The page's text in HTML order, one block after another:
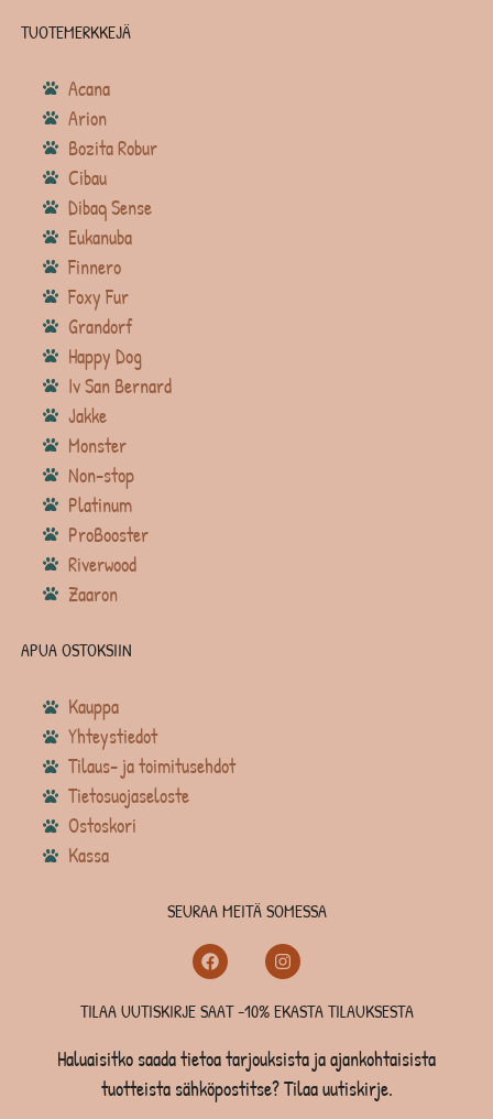
TUOTEMERKKEJÄ
Acana
Arion
Bozita Robur
Cibau
Dibaq Sense
Eukanuba
Finnero
Foxy Fur
Grandorf
Happy Dog
Iv San Bernard
Jakke
Monster
Non-stop
Platinum
ProBooster
Riverwood
Zaaron
APUA OSTOKSIIN
Kauppa
Yhteystiedot
Tilaus- ja toimitusehdot
Tietosuojaseloste
Ostoskori
Kassa
SEURAA MEITÄ SOMESSA
TILAA UUTISKIRJE SAAT -10% EKASTA TILAUKSESTA
Haluaisitko saada tietoa tarjouksista ja ajankohtaisista
tuotteista sähköpostitse? Tilaa uutiskirje.